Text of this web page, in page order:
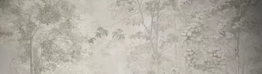
Palette de couleurs
Intelligent
Réinitialiser tous les filtres